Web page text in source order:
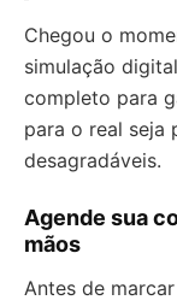
Chegou o
simulação
completo para
para o real seja
desagradáveis.
Agende sua
mãos
Antes de